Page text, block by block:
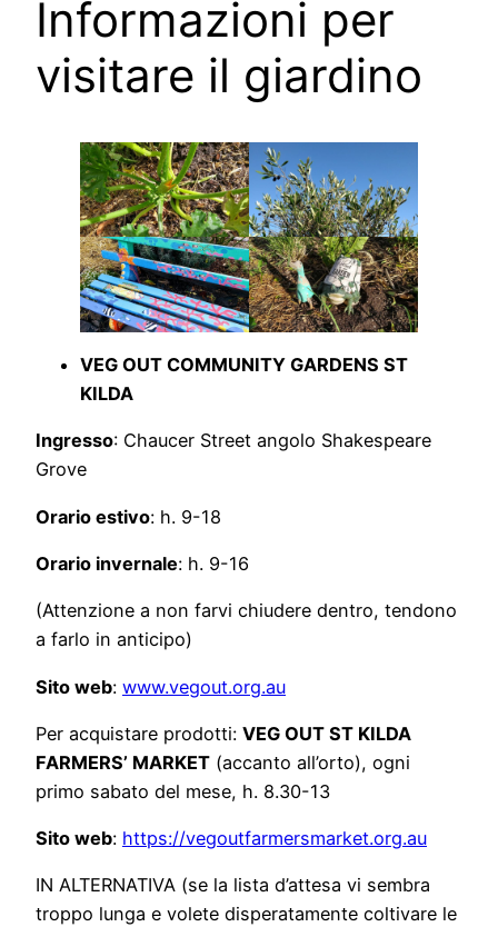
Informazioni per
visitare il giardino
VEG OUT COMMUNITY GARDENS ST
KILDA
Ingresso: Chaucer Street angolo Shakespeare
Grove
Orario estivo: h. 9-18
Orario invernale: h. 9-16
(Attenzione a non farvi chiudere dentro, tendono
a farlo in anticipo)
Sito web: www.vegout.org.au
Per acquistare prodotti: VEG OUT ST KILDA
FARMERS’ MARKET (accanto all’orto), ogni
primo sabato del mese, h. 8.30-13
Sito web: https://vegoutfarmersmarket.org.au
IN ALTERNATIVA (se la lista d’attesa vi sembra
troppo lunga e volete disperatamente coltivare le